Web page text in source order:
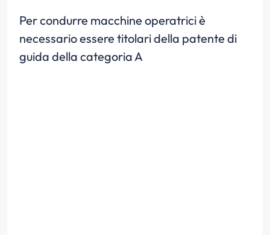
Per condurre macchine operatrici è
necessario essere titolari della patente di
guida della categoria A